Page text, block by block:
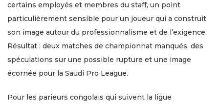
certains employés et membres du staff, un point
particulièrement sensible pour un joueur qui a construit
son image autour du professionnalisme et de l’exigence.
Résultat : deux matches de championnat manqués, des
spéculations sur une possible rupture et une image
écornée pour la Saudi Pro League.
Pour les parieurs congolais qui suivent la ligue